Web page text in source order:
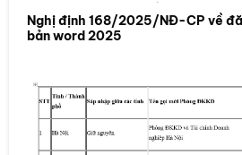
Nghị định 168/2025/NĐ-CP về
bản word 2025